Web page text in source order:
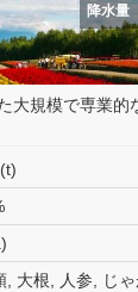
降水量
大規模で専業的
, 大根, 人参, じ